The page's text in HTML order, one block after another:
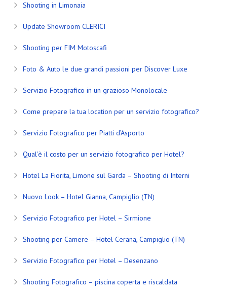
Shooting in Limonaia
Update Showroom CLERICI
Shooting per FIM Motoscafi
Foto & Auto le due grandi passioni per Discover Luxe
Servizio Fotografico in un grazioso Monolocale
Come prepare la tua location per un servizio fotografico?
Servizio Fotografico per Piatti d’Asporto
Qual’è il costo per un servizio fotografico per Hotel?
Hotel La Fiorita, Limone sul Garda – Shooting di Interni
Nuovo Look – Hotel Gianna, Campiglio (TN)
Servizio Fotografico per Hotel – Sirmione
Shooting per Camere – Hotel Cerana, Campiglio (TN)
Servizio Fotografico per Hotel – Desenzano
Shooting Fotografico – piscina coperta e riscaldata